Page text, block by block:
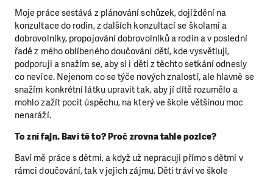
Moje práce sestává z plánování schůzek, dojíždění na
konzultace do rodin, z dalších konzultací se školami a
dobrovolníky, propojování dobrovolníků a rodin a v poslední
řadě z mého oblíbeného doučování dětí, kde vysvětluji,
podporuji a snažím se, aby si i děti z těchto setkání odnesly
co nevíce. Nejenom co se týče nových znalostí, ale hlavně se
snažím konkrétní látku upravit tak, aby jí dítě rozumělo a
mohlo zažít pocit úspěchu, na který ve škole většinou moc
nenaráží.
To zní fajn. Baví tě to? Proč zrovna tahle pozice?
Baví mě práce s dětmi, a když už nepracuji přímo s dětmi v
rámci doučování, tak v jejich zájmu. Děti tráví ve škole